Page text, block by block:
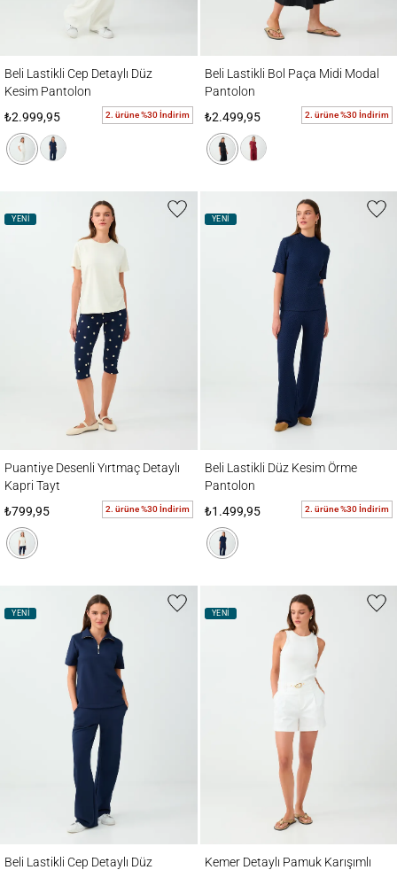
Beli Lastikli Cep Detaylı Düz
Kesim Pantolon
₺2.999,95
2. ürüne %30 İndirim
Beli Lastikli Bol Paça Midi Modal
Pantolon
₺2.499,95
2. ürüne %30 İndirim
YENİ
Puantiye Desenli Yırtmaç Detaylı
Kapri Tayt
₺799,95
2. ürüne %30 İndirim
YENİ
Beli Lastikli Düz Kesim Örme
Pantolon
₺1.499,95
2. ürüne %30 İndirim
YENİ
Beli Lastikli Cep Detaylı Düz
YENİ
Kemer Detaylı Pamuk Karışımlı